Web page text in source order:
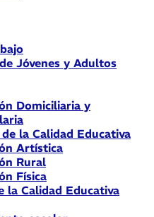
Jóvenes y Adultos
Domiciliaria y
la Calidad Educativa
Artística
Rural
Física
la Calidad Educativa